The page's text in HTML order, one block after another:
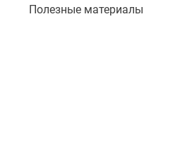
Полезные материалы